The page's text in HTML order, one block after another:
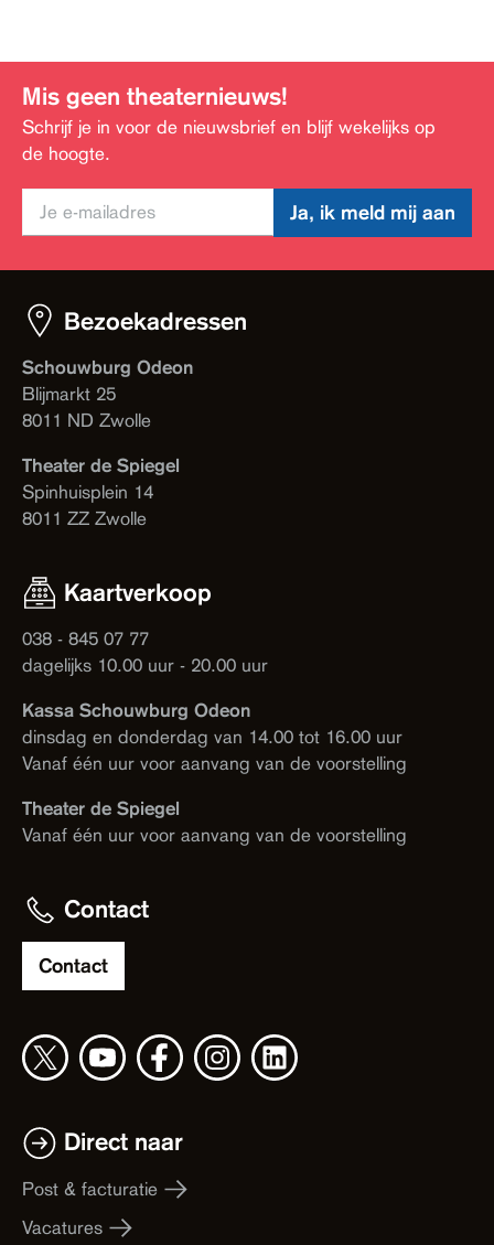
Mis geen theaternieuws!
Schrijf je in voor de nieuwsbrief en blijf wekelijks op
de hoogte.
Ja, ik meld mij aan
Bezoekadressen
Schouwburg Odeon
Blijmarkt 25
8011 ND Zwolle
Theater de Spiegel
Spinhuisplein 14
8011 ZZ Zwolle
Kaartverkoop
038 - 845 07 77
dagelijks 10.00 uur - 20.00 uur
Kassa Schouwburg Odeon
dinsdag en donderdag van 14.00 tot 16.00 uur
Vanaf één uur voor aanvang van de voorstelling
Theater de Spiegel
Vanaf één uur voor aanvang van de voorstelling
Contact
Contact
Direct naar
Post & facturatie
Vacatures